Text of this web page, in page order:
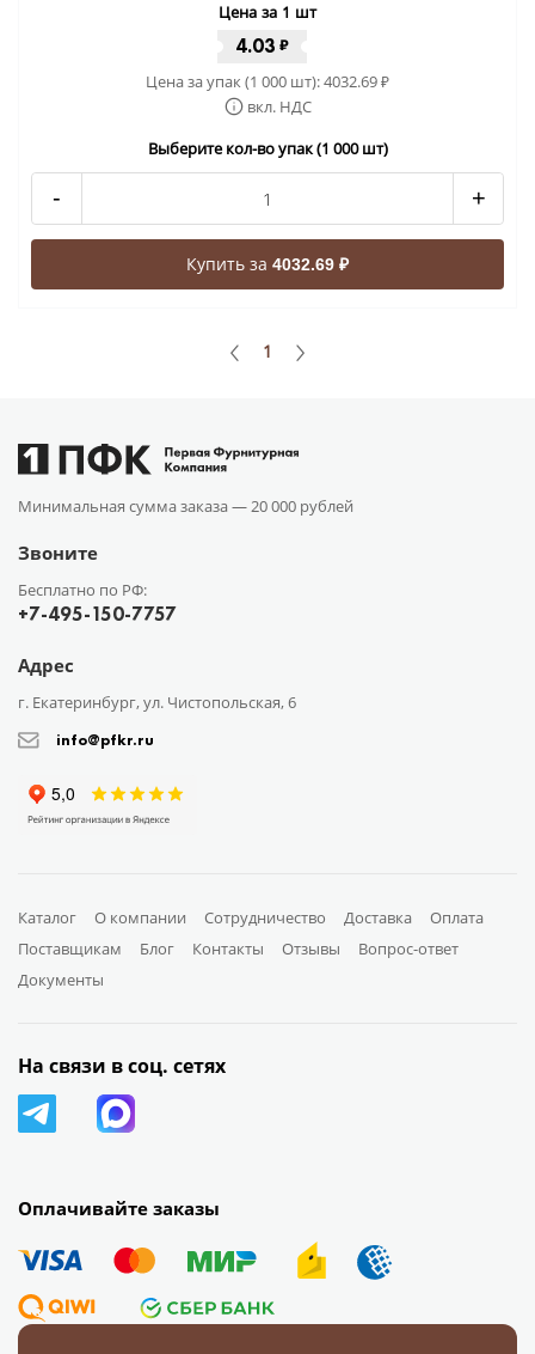
Цена за 1 шт
4.03 ₽
Цена за упак (1 000 шт):4032.69₽
вкл. НДС
Выберите кол-во упак (1 000 шт)
- +
Купить за 4032.69 ₽
1
Минимальная сумма заказа —20 000 рублей
Звоните
Бесплатно по РФ:
+7-495-150-7757
Адрес
г. Екатеринбург, ул. Чистопольская, 6
info@pfkr.ru
Каталог О компании Сотрудничество Доставка
Оплата
Поставщикам
Блог Контакты Отзывы
Вопрос-ответ
Документы
Оплачивайте заказы
На связи в соц. сетях